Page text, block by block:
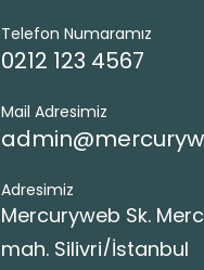
Telefon Numaramız
0212 123 4567
Mail Adresimiz
Adresimiz
Mercuryweb Sk.
mah. Silivri/İstanbul